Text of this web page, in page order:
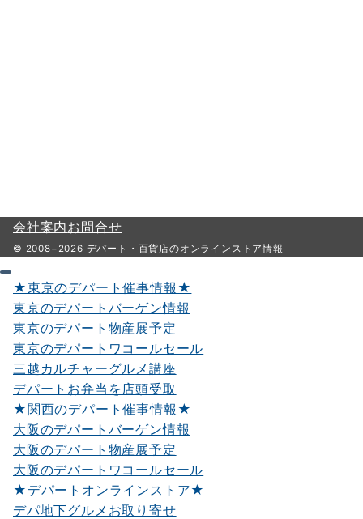
会社案内お問合せ
© 2008−2026 デパート・百貨店のオンラインストア情報
★東京のデパート催事情報★
東京のデパートバーゲン情報
東京のデパート物産展予定
東京のデパートワコールセール
三越カルチャーグルメ講座
デパートお弁当を店頭受取
★関西のデパート催事情報★
大阪のデパートバーゲン情報
大阪のデパート物産展予定
大阪のデパートワコールセール
★デパートオンラインストア★
デパ地下グルメお取り寄せ